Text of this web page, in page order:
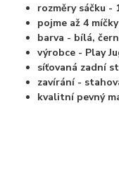
rozměry sáčku -
pojme až 4
barva - bílá,
výrobce - Play
síťovaná zadní
zavírání -
kvalitní pevný